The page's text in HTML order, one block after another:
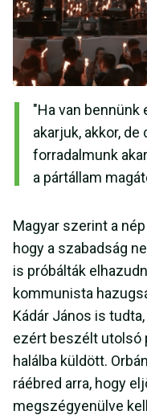
"Ha van
akarjuk, akkor,
forradalmunk
a pártállam
Magyar szerint a
hogy a szabadság
is próbálták
kommunista
Kádár János is
ezért beszélt utolsó
halálba küldött.
ráébred arra, hogy
megszégyenülve